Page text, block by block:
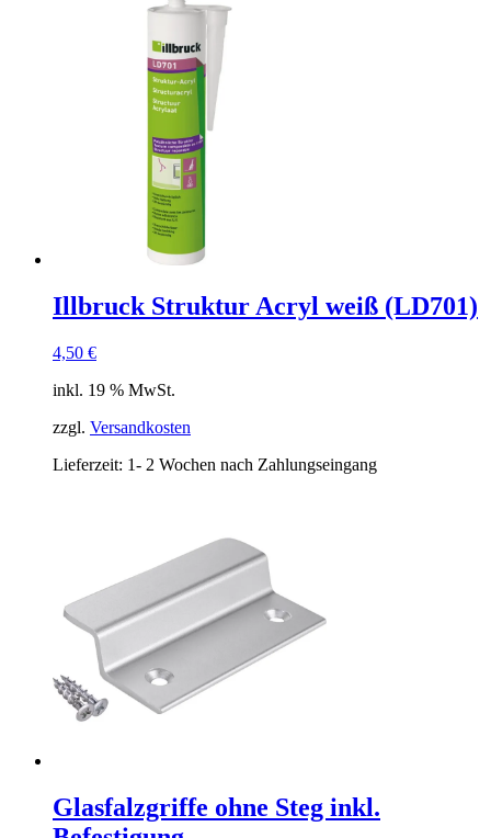
Illbruck Struktur Acryl weiß (LD701)
4,50 €
inkl. 19 % MwSt.
zzgl. Versandkosten
Lieferzeit: 1- 2 Wochen nach Zahlungseingang
Glasfalzgriffe ohne Steg inkl.